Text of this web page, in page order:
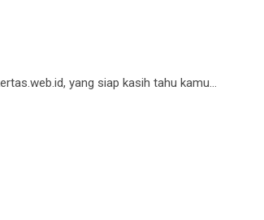
yang siap kasih tahu kamu…